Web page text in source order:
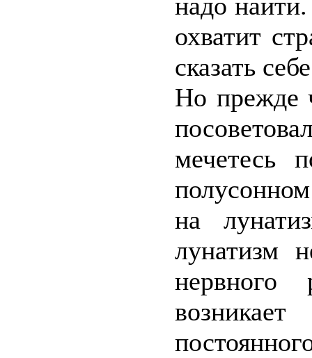
надо
охватит
сказать
Но прежде
мечетесь
на
лунатизм
нервного